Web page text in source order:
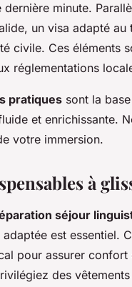
dernière minute.
un visa adapté au
civile. Ces éléments
réglementations
pratiques sont la
et enrichissante.
votre immersion.
à
séjour
adaptée est essentiel.
pour assurer
des